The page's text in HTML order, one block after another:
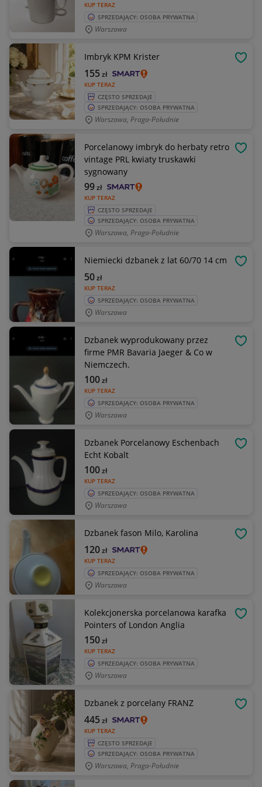
KUP TERAZ
SPRZEDAJĄCY: OSOBA PRYWATNA
Warszawa
Imbryk KPM Krister
KUP TERAZ
155zł
CZĘSTO SPRZEDAJE
SPRZEDAJĄCY: OSOBA PRYWATNA
Warszawa, Praga-Południe
Porcelanowy imbryk do herbaty retro
vintage PRL kwiaty truskawki
sygnowany
KUP TERAZ
99zł
CZĘSTO SPRZEDAJE
SPRZEDAJĄCY: OSOBA PRYWATNA
Warszawa, Praga-Południe
Niemiecki dzbanek z lat 60/70 14 cm
KUP TERAZ
50zł
SPRZEDAJĄCY: OSOBA PRYWATNA
Warszawa
Dzbanek wyprodukowany przez
firme PMR Bavaria Jaeger & Co w
Niemczech.
KUP TERAZ
100zł
SPRZEDAJĄCY: OSOBA PRYWATNA
Warszawa
Dzbanek Porcelanowy Eschenbach
Echt Kobalt
KUP TERAZ
100zł
SPRZEDAJĄCY: OSOBA PRYWATNA
Warszawa
Dzbanek fason Milo, Karolina
KUP TERAZ
120zł
SPRZEDAJĄCY: OSOBA PRYWATNA
Warszawa
Kolekcjonerska porcelanowa karafka
Pointers of London Anglia
KUP TERAZ
150zł
SPRZEDAJĄCY: OSOBA PRYWATNA
Warszawa
Dzbanek z porcelany FRANZ
KUP TERAZ
445zł
CZĘSTO SPRZEDAJE
SPRZEDAJĄCY: OSOBA PRYWATNA
Warszawa, Praga-Południe